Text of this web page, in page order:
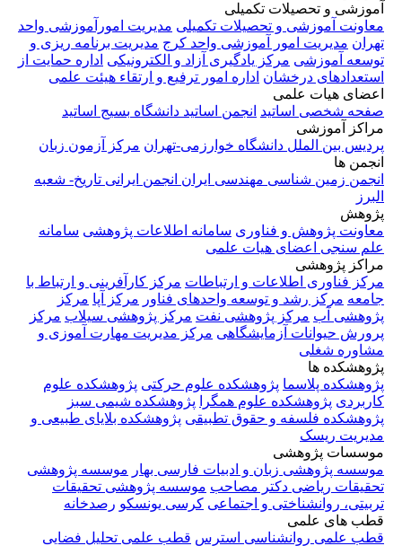
آموزشی و تحصیلات تکمیلی
معاونت آموزشی و تحصیلات تکمیلی مدیریت امورآموزشی واحد
تهران مدیریت امور آموزشی واحد کرج مدیریت برنامه ریزی و
توسعه آموزشی مرکز یادگیری آزاد و الکترونیکی اداره حمایت از
استعدادهای درخشان اداره امور ترفیع و ارتقاء هیئت علمی
اعضای هیات علمی
صفحه شخصی اساتید انجمن اساتید دانشگاه بسیج اساتید
مراکز آموزشی
پردیس بین الملل دانشگاه خوارزمی-تهران مرکز آزمون زبان
انجمن ها
انجمن زمین شناسی مهندسی ایران انجمن ایرانی تاریخ- شعبه
البرز
پژوهش
معاونت پژوهش و فناوری سامانه اطلاعات پژوهشی سامانه
علم سنجی اعضای هیات علمی
مراکز پژوهشی
مرکز فناوری اطلاعات و ارتباطات مرکز کارآفرینی و ارتباط با
جامعه مرکز رشد و توسعه واحدهای فناور مرکز آپا مرکز
پژوهشی آب مرکز پژوهشی نفت مرکز پژوهشی سیلاب مرکز
پرورش حیوانات آزمایشگاهی مرکز مدیریت مهارت آموزی و
مشاوره شغلی
پژوهشکده ها
پژوهشکده پلاسما پژوهشکده علوم حرکتی پژوهشکده علوم
کاربردی پژوهشکده علوم همگرا
پژوهشکده شیمی سبز
پژوهشکده فلسفه و حقوق تطبیقی پژوهشکده بلایای طبیعی و
مدیریت ریسک
موسسات پژوهشی
موسسه پژوهشی زبان و ادبیات فارسی بهار موسسه پژوهشی
تحقیقات ریاضی دکتر مصاحب موسسه پژوهشی تحقیقات
تربیتی، روانشناختی و اجتماعی کرسی یونسکو رصدخانه
قطب های علمی
قطب علمی روانشناسی استرس قطب علمی تحلیل فضایی